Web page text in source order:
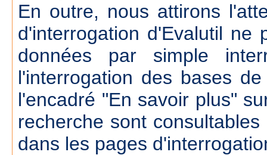
En outre, nous attirons
d'interrogation d'Evalutil ne
données par simple
l'interrogation des bases
l'encadré "En savoir plus"
recherche sont
dans les pages